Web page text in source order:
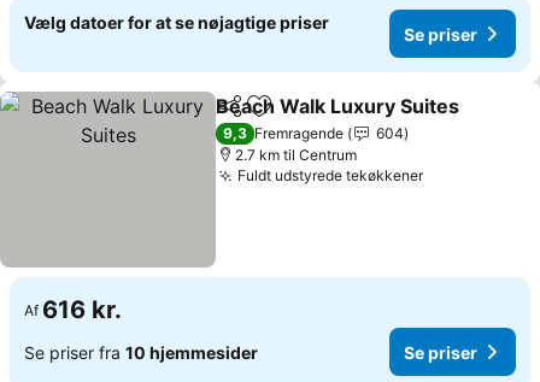
Vælg datoer for at se nøjagtige priser
Se priser
Del Føj til favoritter
Beach Walk Luxury Suites
9,3 Fremragende
604
2.7 km til Centrum
Fuldt udstyrede tekøkkener
Af 616 kr.
Se priser fra 10 hjemmesider Se priser